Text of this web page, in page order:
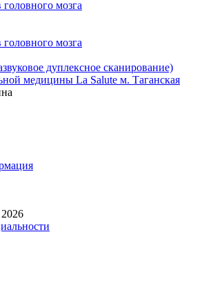
дуплексное сканирование)